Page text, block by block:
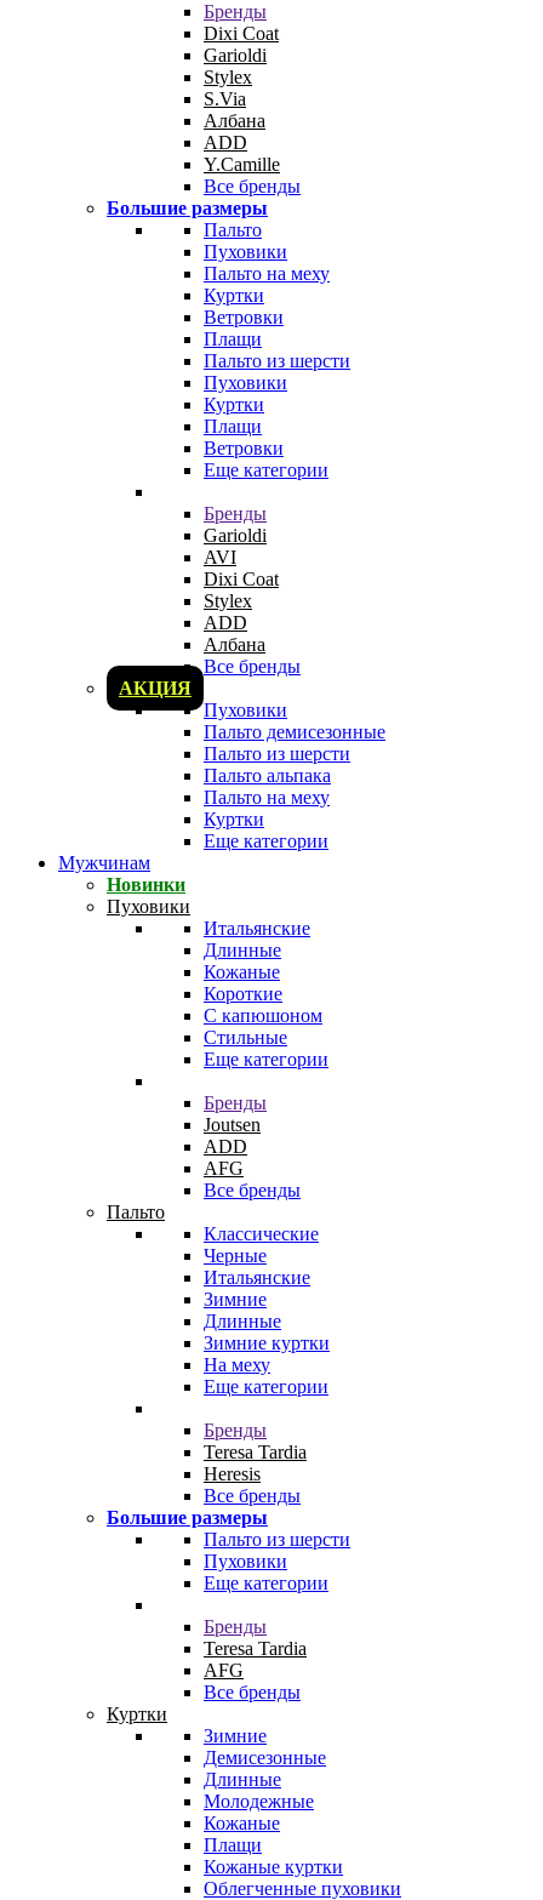
Бренды
Dixi Coat
Garioldi
Stylex
S.Via
Албана
ADD
Y.Camille
Все бренды
Большие размеры
Пальто
Пуховики
Пальто на меху
Куртки
Ветровки
Плащи
Пальто из шерсти
Пуховики
Куртки
Плащи
Ветровки
Еще категории
Бренды
Garioldi
AVI
Dixi Coat
Stylex
ADD
Албана
Все бренды
АКЦИЯ
Пуховики
Пальто демисезонные
Пальто из шерсти
Пальто альпака
Пальто на меху
Куртки
Еще категории
Мужчинам
Новинки
Пуховики
Итальянские
Длинные
Кожаные
Короткие
С капюшоном
Стильные
Еще категории
Бренды
Joutsen
ADD
AFG
Все бренды
Пальто
Классические
Черные
Итальянские
Зимние
Длинные
Зимние куртки
На меху
Еще категории
Бренды
Teresa Tardia
Heresis
Все бренды
Большие размеры
Пальто из шерсти
Пуховики
Еще категории
Бренды
Teresa Tardia
AFG
Все бренды
Куртки
Зимние
Демисезонные
Длинные
Молодежные
Кожаные
Плащи
Кожаные куртки
Облегченные пуховики